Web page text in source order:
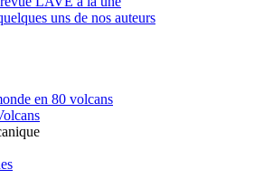
uns de nos auteurs
en 80 volcans